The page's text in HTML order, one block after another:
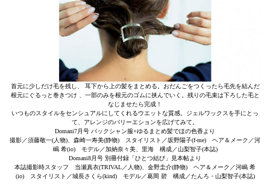
首元に少しだけ毛を残し、 耳下から上の髪をまとめる。おだんごをつくったら毛先を結んだ
根元にぐるっと巻きつけ 、一部のみを根元のゴムに挟んでいく。残りの毛束は下ろした毛と
なじませたら完成！
いつものスタイルをセンシュアルにしてくれるウエットな質感。ジェルワックスを手にとっ
て、アレンジのバリーエションを広げてみて。
Domani7月号 バックシャン服×ゆるまとめ髪でほの色香より
撮影／須藤敬一(人物)、森崎一寿美(静物) スタイリスト／坂野陽子(f-me) ヘア＆メーク／河
嶋 希(io) モデル／加納奈々美、里海 構成／山梨智子(本誌)
Domani8月号 別冊付録「ひとつ結び」見本帖より
本誌撮影時スタッフ 当瀬真衣(TRIVAL／人物)、金野圭介(静物) ヘア＆メーク／河嶋 希
(io) スタイリスト／城長さくら(kind) モデル／葛岡 碧 構成／たんろ・山梨智子(本誌)